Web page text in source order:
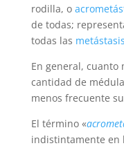
rodilla, o
de todas;
todas las
En general, cuanto
cantidad de
menos frecuente
El término «
indistintamente en